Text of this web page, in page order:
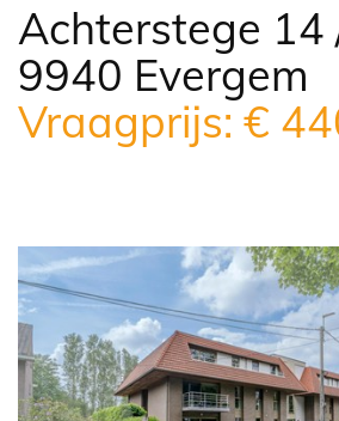
Achterstege 14
9940 Evergem
Vraagprijs: €